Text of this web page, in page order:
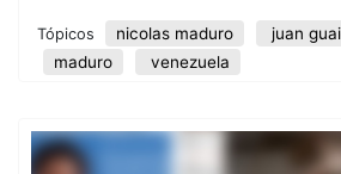
Tópicos nicolas maduro juan
maduro
venezuela